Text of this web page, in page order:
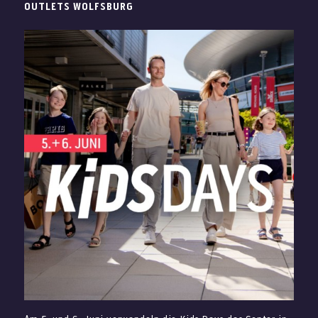
ideal, wenn Ihr Euch beim Shopping eine leichte und
zugleich besondere Eiskreation gönnen möchtet.
Außerdem bringt Aprikose-Skyr eine frische Note in Eure
Genusspause bei Giovanni L.
Wechselnde Sorten immer wieder neu
Modern, stilvoll und vielseitig: JOOP! bringt elegante
Mode und Accessoires in Euren Sommer. Besonders für
Alltag, Büro oder besondere Momente findet Ihr hier klare
Designs, hochwertige Materialien und einen gepflegten
Look.
KARL LAGERFELD WOMEN
Kollektionen jetzt noch besser entdecken. Die Bereiche
sind klar strukturiert, sodass Ihr schnell die passenden
Teile für Euren Look findet.
OUTLETS WOLFSBURG